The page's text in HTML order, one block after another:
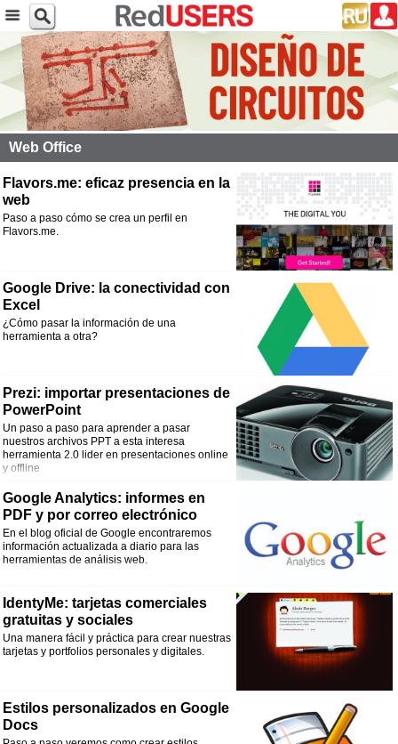
Web Office
Flavors.me: eficaz presencia en la
web
Paso a paso cómo se crea un perfil en
Flavors.me.
Google Drive: la conectividad con
Excel
¿Cómo pasar la información de una
herramienta a otra?
Prezi: importar presentaciones de
PowerPoint
Un paso a paso para aprender a pasar
nuestros archivos PPT a esta interesa
herramienta 2.0 lider en presentaciones online
y offline
Google Analytics: informes en
PDF y por correo electrónico
En el blog oficial de Google encontraremos
información actualizada a diario para las
herramientas de análisis web.
IdentyMe: tarjetas comerciales
gratuitas y sociales
Una manera fácil y práctica para crear nuestras
tarjetas y portfolios personales y digitales.
Estilos personalizados en Google
Docs